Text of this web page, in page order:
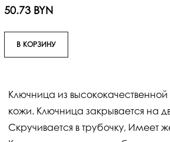
50.73 BYN
В КОРЗИНУ
Ключница из
кожи. Ключница закрывается на
Скручивается в трубочку, Имеет